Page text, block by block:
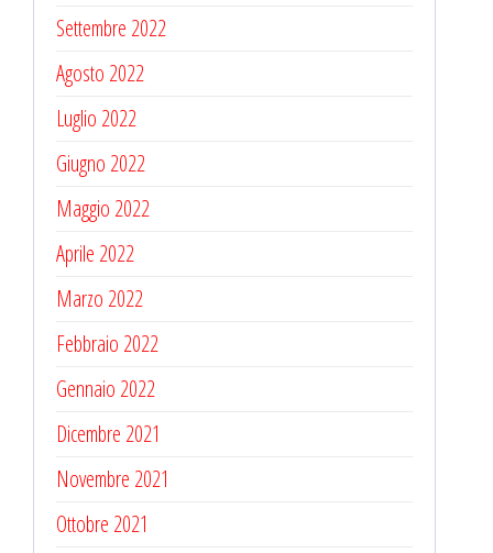
Settembre 2022
Agosto 2022
Luglio 2022
Giugno 2022
Maggio 2022
Aprile 2022
Marzo 2022
Febbraio 2022
Gennaio 2022
Dicembre 2021
Novembre 2021
Ottobre 2021